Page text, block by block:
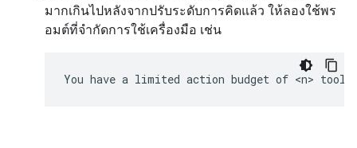
มากเกินไปหลังจากปรับระดับการคิดแล้ว ให้ลองใช้พร
อมต์ที่จำกัดการใช้เครื่องมือ เช่น